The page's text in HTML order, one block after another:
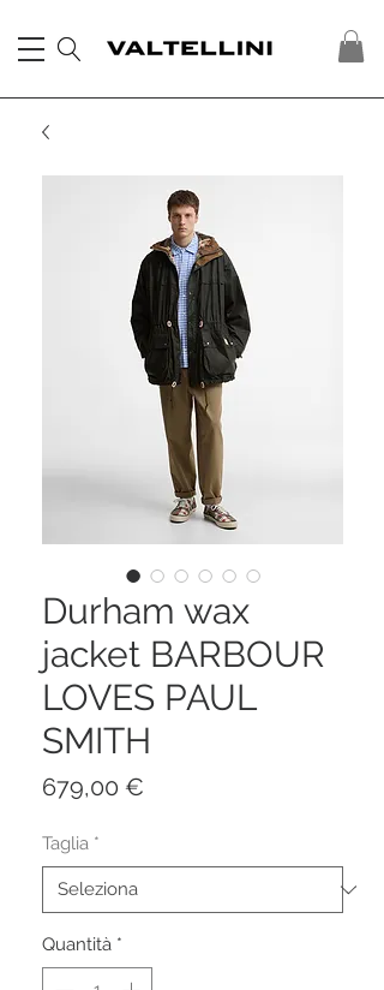
Durham wax
jacket BARBOUR
LOVES PAUL
SMITH
679,00 €
Taglia *
Quantità *